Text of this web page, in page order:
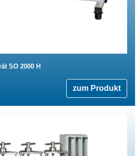
SO 2000 H
zum Produkt